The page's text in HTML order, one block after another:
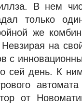
В нем
только
же
на
с
сей день. К
от